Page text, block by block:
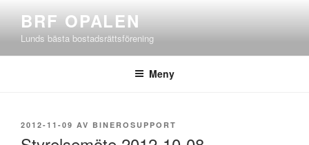
innehåll
BRF OPALEN
Lunds bästa bostadsrättsförening
Meny
PUBLICERAT
2012-11-09 AV BINEROSUPPORT